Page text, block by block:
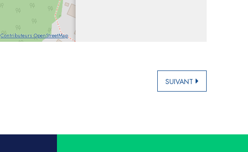
Contributeurs OpenStreetMap
SUIVANT